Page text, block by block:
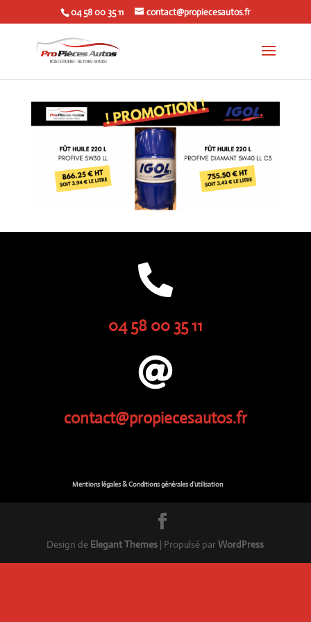
04 58 00 35 11 contact@propiecesautos.fr

04 58 00 35 11

contact@propiecesautos.fr
Mentions légales & Conditions générales d’utilisation
Design de Elegant Themes | Propulsé parWordPress